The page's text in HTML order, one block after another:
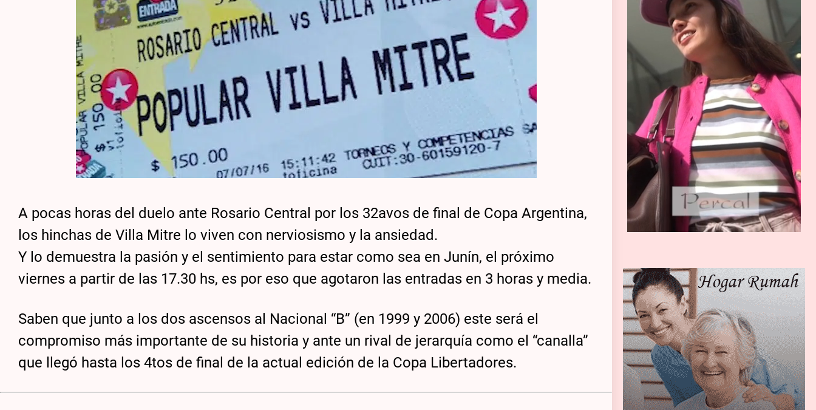
A pocas horas del duelo ante Rosario Central por los 32avos de final de Copa Argentina,
los hinchas de Villa Mitre lo viven con nerviosismo y la ansiedad.
Y lo demuestra la pasión y el sentimiento para estar como sea en Junín, el próximo
viernes a partir de las 17.30 hs, es por eso que agotaron las entradas en 3 horas y media.
Saben que junto a los dos ascensos al Nacional “B” (en 1999 y 2006) este será el
compromiso más importante de su historia y ante un rival de jerarquía como el “canalla”
que llegó hasta los 4tos de final de la actual edición de la Copa Libertadores.